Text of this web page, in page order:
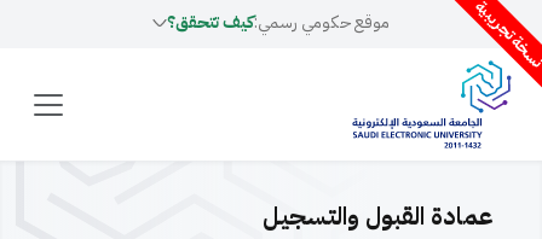
تجريبية موقع حكومي رسمي:كيف تتحقق؟
عمادة القبول والتسجيل